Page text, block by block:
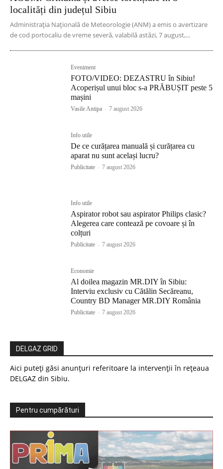
localități din județul Sibiu
Administrația Națională de Meteorologie (ANM) a emis o avertizare
de cod portocaliu de vreme severă, valabilă astăzi, 7 august,...
Eveniment
FOTO/VIDEO: DEZASTRU în Sibiu!
Acoperișul unui bloc s-a PRĂBUȘIT peste 5
mașini
Vasile Antipa - 7 august 2026
Info utile
De ce curățarea manuală și curățarea cu
aparat nu sunt același lucru?
Publicitate - 7 august 2026
Info utile
Aspirator robot sau aspirator Philips clasic?
Alegerea care contează pe covoare și în
colțuri
Publicitate - 7 august 2026
Economie
Al doilea magazin MR.DIY în Sibiu:
Interviu exclusiv cu Cătălin Secăreanu,
Country BD Manager MR.DIY România
Publicitate - 7 august 2026
DELGAZ GRID
Aici puteți găsi anunțuri referitoare la intervenții în rețeaua
DELGAZ din Sibiu.
Pentru cumpărături